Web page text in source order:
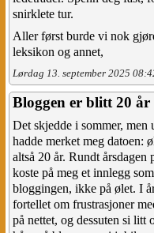
snirklete tur.
Aller først burde vi nok
leksikon og annet,
Lørdag 13. september 2025
Bloggen er blitt 20 år
Det skjedde i sommer, men
hadde merket meg datoen:
altså 20 år. Rundt årsdagen
koste på meg et innlegg
bloggingen, ikke på ølet. I
fortellet om frustrasjoner
på nettet, og dessuten si litt